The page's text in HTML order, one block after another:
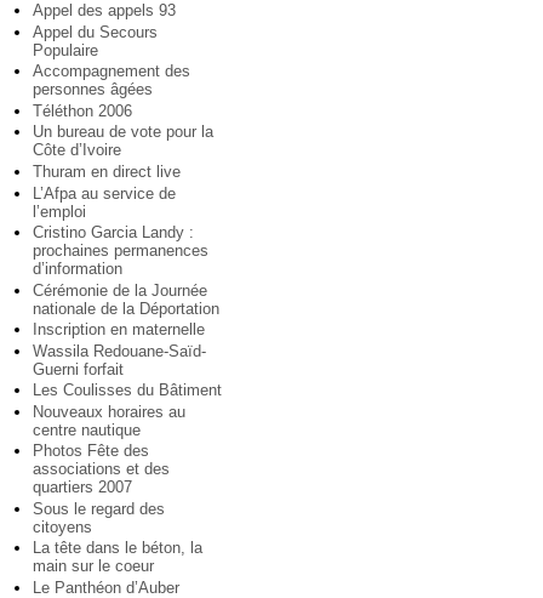
Appel des appels 93
Appel du Secours
Populaire
Accompagnement des
personnes âgées
Téléthon 2006
Un bureau de vote pour la
Côte d’Ivoire
Thuram en direct live
L’Afpa au service de
l’emploi
Cristino Garcia Landy :
prochaines permanences
d’information
Cérémonie de la Journée
nationale de la Déportation
Inscription en maternelle
Wassila Redouane-Saïd-
Guerni forfait
Les Coulisses du Bâtiment
Nouveaux horaires au
centre nautique
Photos Fête des
associations et des
quartiers 2007
Sous le regard des
citoyens
La tête dans le béton, la
main sur le coeur
Le Panthéon d’Auber